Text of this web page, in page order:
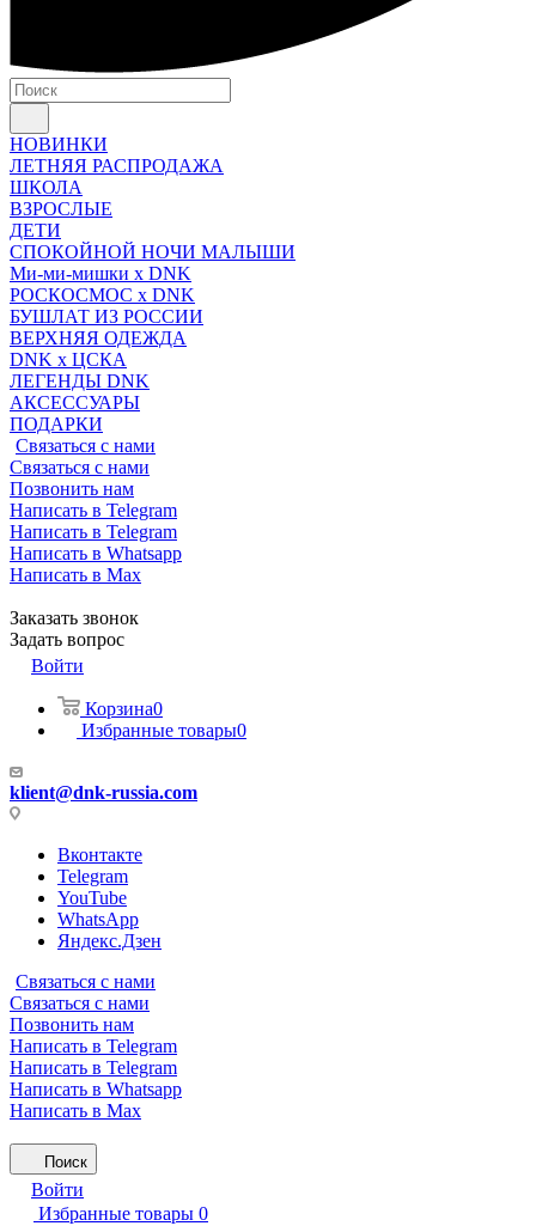
НОВИНКИ
ЛЕТНЯЯ РАСПРОДАЖА
ШКОЛА
ВЗРОСЛЫЕ
ДЕТИ
СПОКОЙНОЙ НОЧИ МАЛЫШИ
Ми-ми-мишки x DNK
РОСКОСМОС x DNK
БУШЛАТ ИЗ РОССИИ
ВЕРХНЯЯ ОДЕЖДА
DNK x ЦСКА
ЛЕГЕНДЫ DNK
АКСЕССУАРЫ
ПОДАРКИ
Связаться с нами
Связаться с нами
Позвонить нам
Написать в Telegram
Написать в Telegram
Написать в Whatsapp
Написать в Max
Заказать звонок
Задать вопрос
Войти
Корзина0
Избранные товары0
klient@dnk-russia.com
Вконтакте
Telegram
YouTube
WhatsApp
Яндекс.Дзен
Связаться с нами
Связаться с нами
Позвонить нам
Написать в Telegram
Написать в Telegram
Написать в Whatsapp
Написать в Max
Поиск
Войти
Избранные товары 0